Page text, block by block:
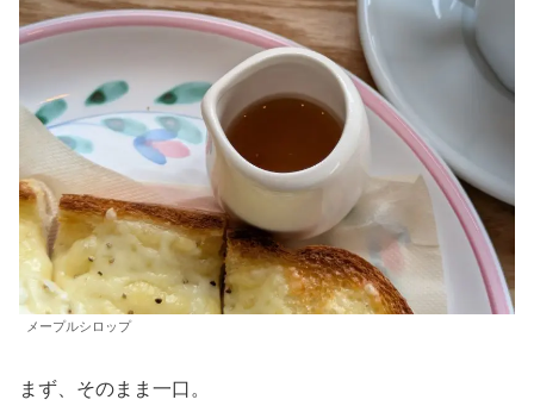
メープルシロップ
まず、そのまま一口。